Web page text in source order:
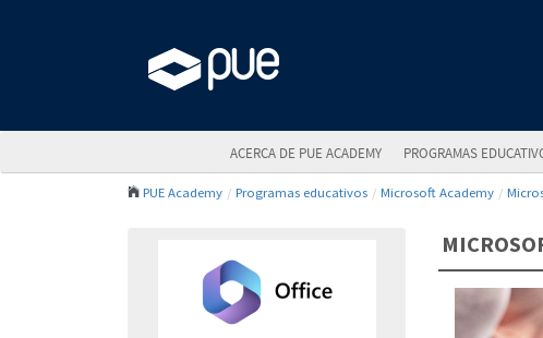
ACERCA DE PUE ACADEMY PROGRAMAS
PUE Academy Programas educativos Microsoft Academy